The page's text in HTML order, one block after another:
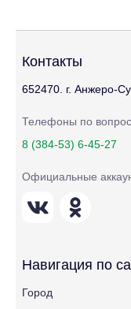
Контакты
652470. г. Анжеро-
Телефоны по
8 (384-53) 6-45-27
Официальные
Навигация по
Город